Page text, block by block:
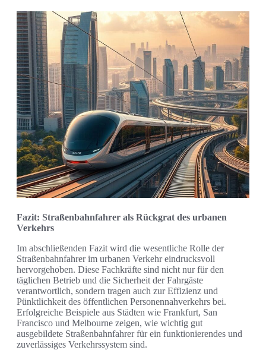
Fazit: Straßenbahnfahrer als Rückgrat des urbanen
Verkehrs
Im abschließenden Fazit wird die wesentliche Rolle der
Straßenbahnfahrer im urbanen Verkehr eindrucksvoll
hervorgehoben. Diese Fachkräfte sind nicht nur für den
täglichen Betrieb und die Sicherheit der Fahrgäste
verantwortlich, sondern tragen auch zur Effizienz und
Pünktlichkeit des öffentlichen Personennahverkehrs bei.
Erfolgreiche Beispiele aus Städten wie Frankfurt, San
Francisco und Melbourne zeigen, wie wichtig gut
ausgebildete Straßenbahnfahrer für ein funktionierendes und
zuverlässiges Verkehrssystem sind.